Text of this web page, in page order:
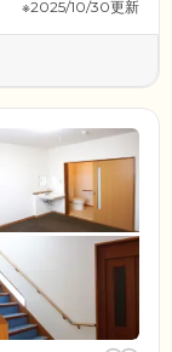
※2025/10/30更新